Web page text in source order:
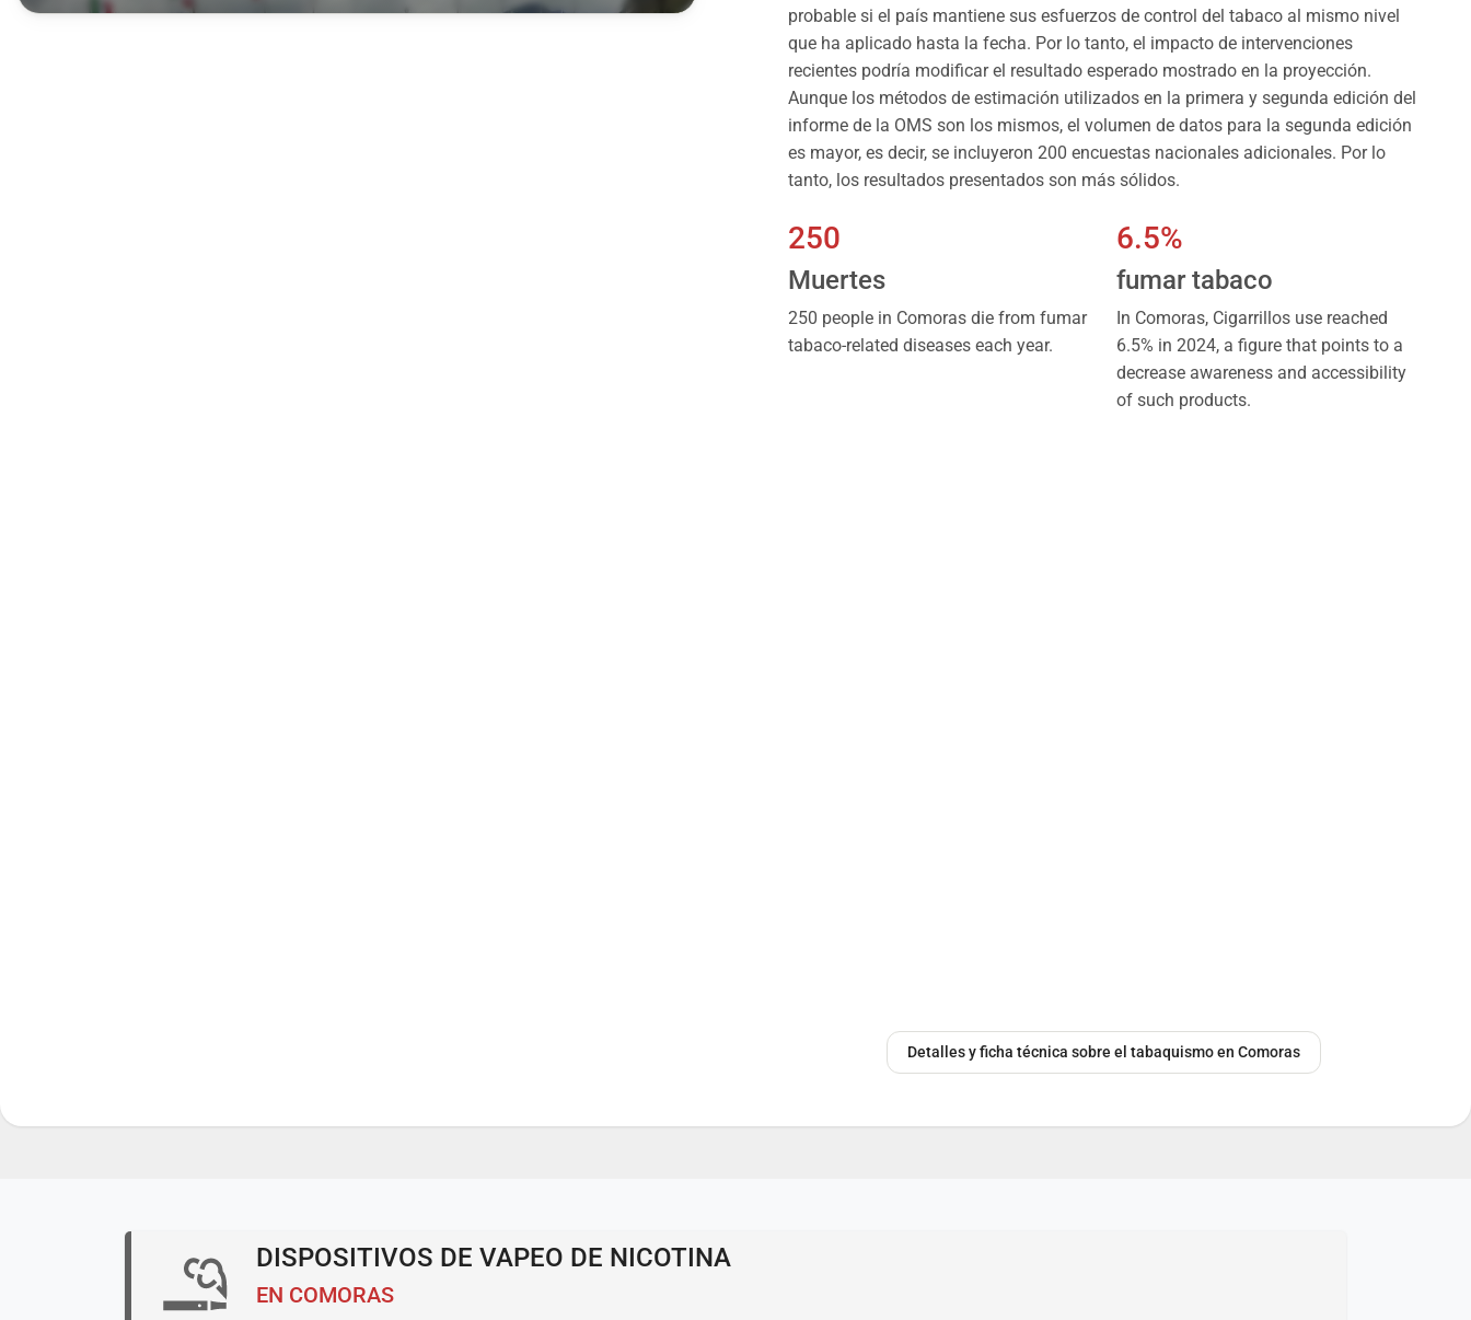
probable si el país mantiene sus esfuerzos de control del tabaco al mismo nivel
que ha aplicado hasta la fecha. Por lo tanto, el impacto de intervenciones
recientes podría modificar el resultado esperado mostrado en la proyección.
Aunque los métodos de estimación utilizados en la primera y segunda edición del
informe de la OMS son los mismos, el volumen de datos para la segunda edición
es mayor, es decir, se incluyeron 200 encuestas nacionales adicionales. Por lo
tanto, los resultados presentados son más sólidos.
250
Muertes
250 people in Comoras die from fumar
tabaco-related diseases each year.
6.5%
fumar tabaco
In Comoras, Cigarrillos use reached
6.5% in 2024, a figure that points to a
decrease awareness and accessibility
of such products.
Detalles y ficha técnica sobre el tabaquismo en Comoras
DISPOSITIVOS DE VAPEO DE NICOTINA
EN COMORAS